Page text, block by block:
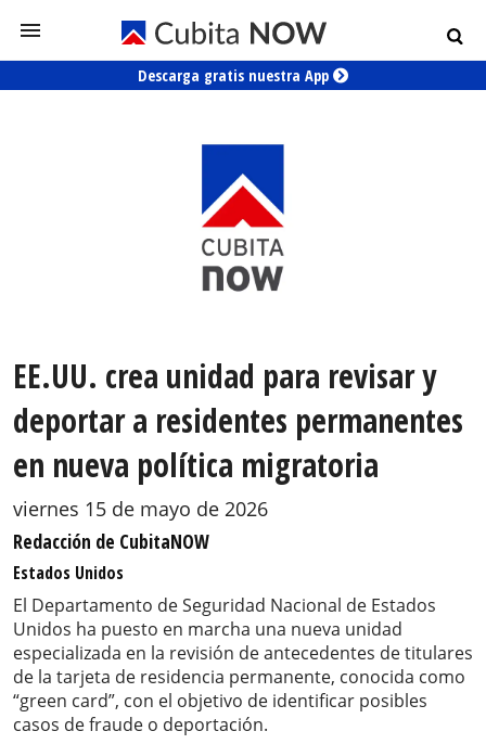
Descarga gratis nuestra App
EE.UU. crea unidad para revisar y
deportar a residentes permanentes
en nueva política migratoria
viernes 15 de mayo de 2026
Redacción de CubitaNOW
Estados Unidos
El Departamento de Seguridad Nacional de Estados
Unidos ha puesto en marcha una nueva unidad
especializada en la revisión de antecedentes de titulares
de la tarjeta de residencia permanente, conocida como
“green card”, con el objetivo de identificar posibles
casos de fraude o deportación.